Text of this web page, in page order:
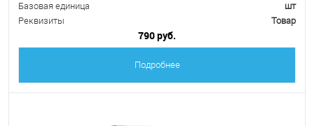
Базовая единица
шт
Реквизиты
Товар
790 руб.
Подробнее